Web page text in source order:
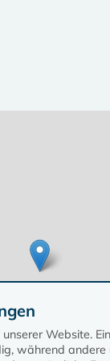
Website.
während andere